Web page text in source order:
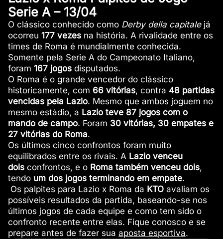
Serie A – 13/04
O clássico conhecido como Derby della capitale já
ocorreu 177 vezesna história. A rivalidade entre os
times de Roma é mundialmente conhecida.
Somente pela Serie A do Campeonato Italiano,
foram 167 jogosdisputados.
O Roma é o grande vencedor do clássico
historicamente, com 66 vitórias, contra 48 partidas
vencidas pela Lazio. Mesmo que ambos joguem no
mesmo estádio, a Lazio teve 87 jogos com o
mando de campo. Foram 30 vitórias, 30 empates e
27 vitórias do Roma.
Os últimos cinco confrontos foram muito
equilibrados entre os rivais. ALazio venceu
doisconfrontos, e o Roma também venceu dois,
tendo um dos jogos terminando em empate.
Os palpites para Lazio x Roma da KTO avaliam os
possíveis resultados da partida, baseando-se nos
últimos jogos de cada equipe e como tem sido o
confronto recente entre elas. Fique conosco e se
prepare antes de fazer sua aposta esportiva.